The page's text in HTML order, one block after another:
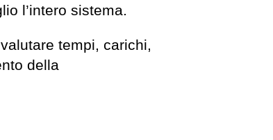
l’intero sistema.
tempi, carichi,
della